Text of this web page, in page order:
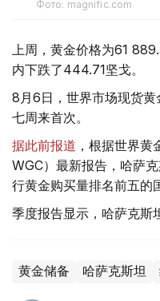
Фото: magnific.com
上周，黄金价格为61
内下跌了444.71坚戈。
8月6日，世界市场现货
七周来首次。
据此前报道 ，根据世界
WGC）最新报告，哈萨
行黄金购买量排名前五的
季度报告显示，哈萨克斯
黄金储备 哈萨克斯坦